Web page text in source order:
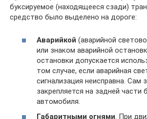
буксируемое (находящееся сзади)
средство было выделено на дороге:
Аварийкой (аварийной
или знаком аварийной
остановки допускается
том случае, если аварийная
сигнализация неисправна. Сам
закрепляется на задней части
автомобиля.
Габаритными огнями. При